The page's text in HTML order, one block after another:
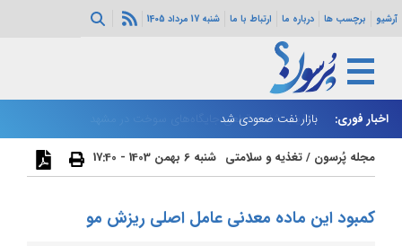
آرشیو برچسب ها درباره ما ارتباط با ما شنبه 17 مرداد 1405
اخبار فوری: بازار نفت صعودی شد
مجله پُرسون /تغذیه و سلامتی شنبه 6 بهمن 1403 - 17:40
کمبود این ماده معدنی عامل اصلی ریزش مو